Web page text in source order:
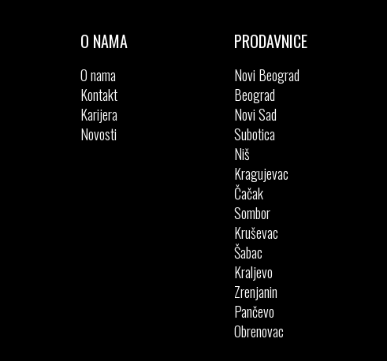
O NAMA
O nama
Kontakt
Karijera
Novosti
PRODAVNICE
Novi Beograd
Beograd
Novi Sad
Subotica
Niš
Kragujevac
Čačak
Sombor
Kruševac
Šabac
Kraljevo
Zrenjanin
Pančevo
Obrenovac